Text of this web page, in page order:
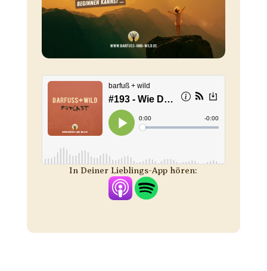
In Deiner Lieblings-App hören: